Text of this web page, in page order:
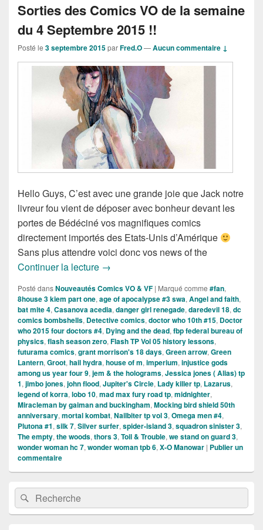
Sorties des Comics VO de la semaine
du 4 Septembre 2015 !!
Posté le 3 septembre 2015parFred.O—Aucun commentaire ↓
Hello Guys, C’est avec une grande joie que Jack notre
livreur fou vient de déposer avec bonheur devant les
portes de Bédéciné vos magnifiques comics
directement importés des Etats-Unis d’Amérique
Sans plus attendre voici donc vos news of the
Continuer la lecture Sorties des Comics VO de la semaine
→
Posté dansNouveautés Comics VO & VF | Marqué comme #fan,
8house 3 kiem part one,age of apocalypse #3 swa,Angel and faith,
bat mite 4,Casanova acedia,danger girl renegade,daredevil 18,dc
comics bombshells, Detective comics,doctor who 10th #15, Doctor
who 2015 four doctors #4, Dying and the dead,fbp federal bureau of
physics,flash season zero,Flash TP Vol 05 history lessons,
futurama comics,grant morrison's 18 days,Green arrow,Green
Lantern,Groot,hail hydra,house of m,imperium,injustice gods
among us year four 9,jem & the holograms,Jessica jones ( Alias) tp
1,jimbo jones,john flood,Jupiter's Circle, Lady killer tp, Lazarus,
legend of korra,lobo 10,mad max fury road tp,midnighter,
Miracleman by gaiman and buckingham,Mocking bird shield 50th
anniversary,mortal kombat,Nailbiter tp vol 3,Omega men #4,
Plutona #1,silk 7,Silver surfer,spider-island 3,squadron sinister 3,
The empty,the woods,thors 3,Toil & Trouble,we stand on guard 3,
wonder woman hc 7,wonder woman tpb 6,X-O Manowar | Publier un
commentaire
Zone
principale
de
widget
Recherche :Rechercher